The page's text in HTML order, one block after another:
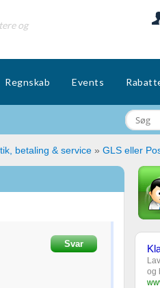
og
Regnskab Events
betaling & service » GLS eller
Svar
og